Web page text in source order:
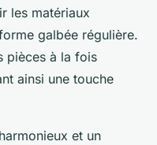
les matériaux
galbée régulière.
pièces à la fois
ainsi une touche
et un